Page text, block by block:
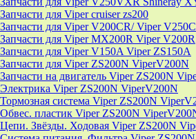
Запчасти для Viper cruiser zs200
Запчасти для Viper V200CR/ Viper
Запчасти для Viper MX200R Viper V200R
Запчасти для Viper V150A Viper ZS150A
Запчасти для Viper ZS200N ViperV200N
Запчасти на двигатель Viper ZS200N
Электрика Viper ZS200N ViperV200N
Тормозная система Viper ZS200N
Обвес. пластик Viper ZS200N
Цепи. Звёзды. Ходовая Viper ZS200N